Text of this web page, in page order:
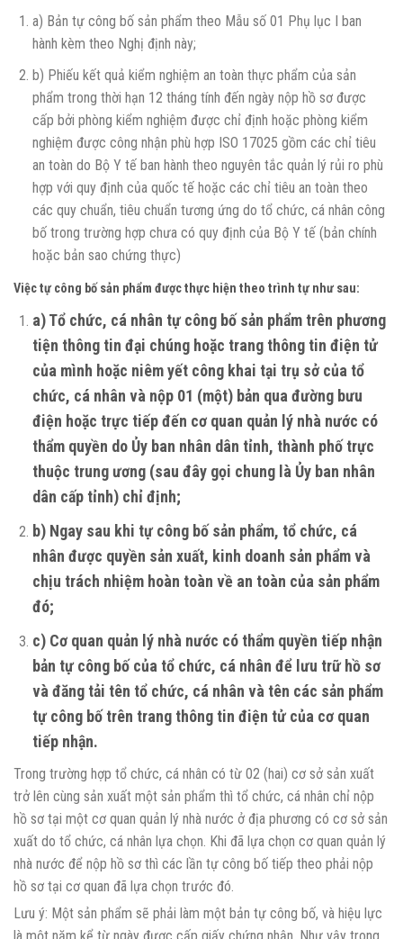
a) Bản tự công bố sản phẩm theo Mẫu số 01 Phụ lục I ban
hành kèm theo Nghị định này;
b) Phiếu kết quả kiểm nghiệm an toàn thực phẩm của sản
phẩm trong thời hạn 12 tháng tính đến ngày nộp hồ sơ được
cấp bởi phòng kiểm nghiệm được chỉ định hoặc phòng kiểm
nghiệm được công nhận phù hợp ISO 17025 gồm các chỉ tiêu
an toàn do Bộ Y tế ban hành theo nguyên tắc quản lý rủi ro phù
hợp với quy định của quốc tế hoặc các chỉ tiêu an toàn theo
các quy chuẩn, tiêu chuẩn tương ứng do tổ chức, cá nhân công
bố trong trường hợp chưa có quy định của Bộ Y tế (bản chính
hoặc bản sao chứng thực)
Việc tự công bố sản phẩm được thực hiện theo trình tự như sau:
a) Tổ chức, cá nhân tự công bố sản phẩm trên phương
tiện thông tin đại chúng hoặc trang thông tin điện tử
của mình hoặc niêm yết công khai tại trụ sở của tổ
chức, cá nhân và nộp 01 (một) bản qua đường bưu
điện hoặc trực tiếp đến cơ quan quản lý nhà nước có
thẩm quyền do Ủy ban nhân dân tỉnh, thành phố trực
thuộc trung ương (sau đây gọi chung là Ủy ban nhân
dân cấp tỉnh) chỉ định;
b) Ngay sau khi tự công bố sản phẩm, tổ chức, cá
nhân được quyền sản xuất, kinh doanh sản phẩm và
chịu trách nhiệm hoàn toàn về an toàn của sản phẩm
đó;
c) Cơ quan quản lý nhà nước có thẩm quyền tiếp nhận
bản tự công bố của tổ chức, cá nhân để lưu trữ hồ sơ
và đăng tải tên tổ chức, cá nhân và tên các sản phẩm
tự công bố trên trang thông tin điện tử của cơ quan
tiếp nhận.
Trong trường hợp tổ chức, cá nhân có từ 02 (hai) cơ sở sản xuất
trở lên cùng sản xuất một sản phẩm thì tổ chức, cá nhân chỉ nộp
hồ sơ tại một cơ quan quản lý nhà nước ở địa phương có cơ sở sản
xuất do tổ chức, cá nhân lựa chọn. Khi đã lựa chọn cơ quan quản lý
nhà nước để nộp hồ sơ thì các lần tự công bố tiếp theo phải nộp
hồ sơ tại cơ quan đã lựa chọn trước đó.
Lưu ý: Một sản phẩm sẽ phải làm một bản tự công bố, và hiệu lực